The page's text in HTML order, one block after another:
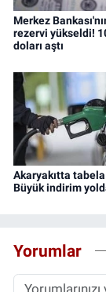
Merkez
rezervi yükseldi!
doları aştı
Akaryakıtta
Büyük indirim
Yorumlar